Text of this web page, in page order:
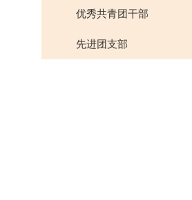
优秀共青团干部
先进团支部